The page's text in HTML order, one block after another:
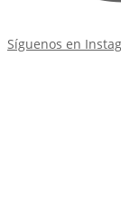
Síguenos en